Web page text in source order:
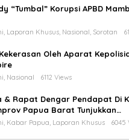
“Tumbal” Korupsi APBD
Laporan Khusus, Nasional, Sorotan
Oleh Aparat
Nasional 6112 Views
& Rapat Dengar Pendapat Di
Papua Barat Tunjukkan
Terhadap Aspirasi
Kabar Papua, Laporan Khusus 6045